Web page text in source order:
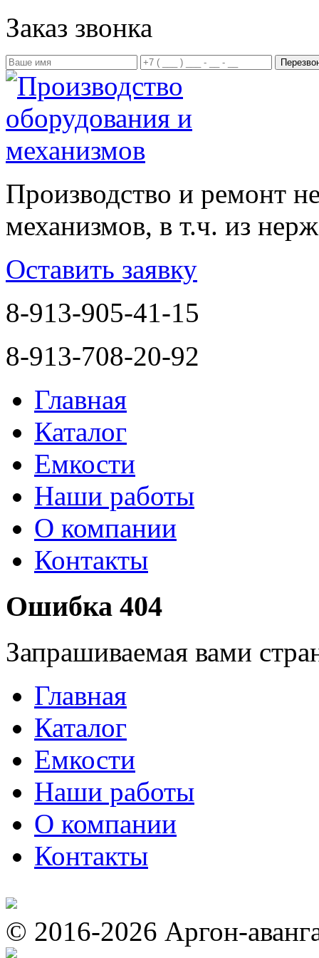
Заказ звонка
Производство и ремонт
механизмов, в т.ч. из
Оставить заявку
8-913-905-41-15
8-913-708-20-92
Главная
Каталог
Емкости
Наши работы
О компании
Контакты
Ошибка 404
Запрашиваемая вами
Главная
Каталог
Емкости
Наши работы
О компании
Контакты
© 2016-2026 Аргон-